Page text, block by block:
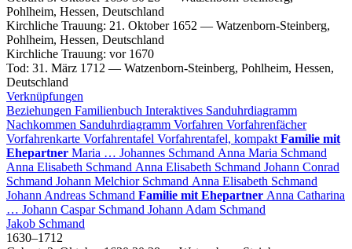
Pohlheim, Hessen, Deutschland
Kirchliche Trauung: 21. Oktober 1652 — Watzenborn-Steinberg,
Pohlheim, Hessen, Deutschland
Kirchliche Trauung: vor 1670
Tod: 31. März 1712 — Watzenborn-Steinberg, Pohlheim, Hessen,
Deutschland
Verknüpfungen
Beziehungen Familienbuch Interaktives Sanduhrdiagramm
Nachkommen Sanduhrdiagramm Vorfahren Vorfahrenfächer
Vorfahrenkarte Vorfahrentafel Vorfahrentafel, kompakt Familie mit
Ehepartner Maria … Johannes Schmand Anna Maria Schmand
Anna Elisabeth Schmand Anna Elisabeth Schmand Johann Conrad
Schmand Johann Melchior Schmand Anna Elisabeth Schmand
Johann Andreas Schmand Familie mit Ehepartner Anna Catharina
… Johann Caspar Schmand Johann Adam Schmand
Jakob Schmand
1630–1712